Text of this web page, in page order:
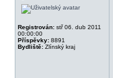
Registrován: stř 06. dub 2011
00:00:00
Příspěvky: 8891
Bydliště: Zlínský kraj